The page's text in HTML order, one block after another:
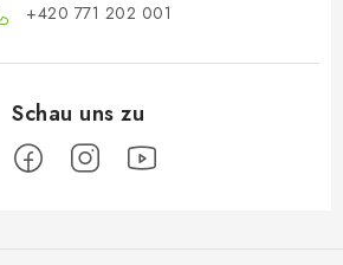
+420 771 202 001​